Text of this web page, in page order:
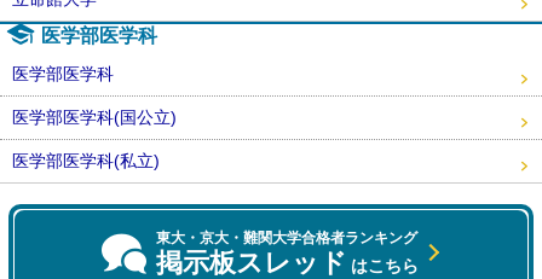
医学部医学科
医学部医学科
医学部医学科(国公立)
医学部医学科(私立)
東大・京大・難関大学合格者ランキング
掲示板スレッド はこちら